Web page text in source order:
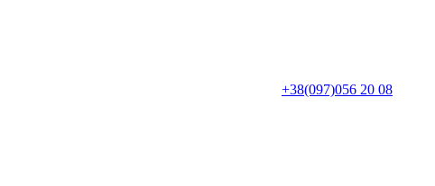
+38(097)056 20 08